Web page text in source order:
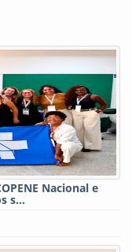
Nacional e
s...